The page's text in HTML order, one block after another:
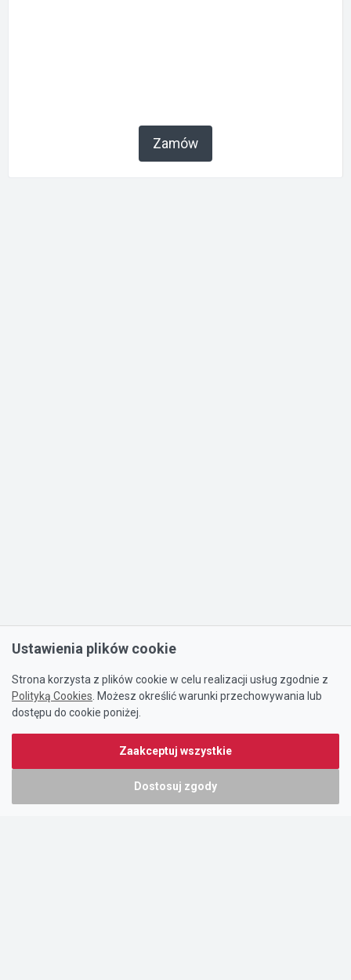
Zamów
Ustawienia plików cookie
Strona korzysta z plików cookie w celu realizacji usług zgodnie z
Polityką Cookies . Możesz określić warunki przechowywania lub
dostępu do cookie poniżej.
Zaakceptuj wszystkie
Dostosuj zgody